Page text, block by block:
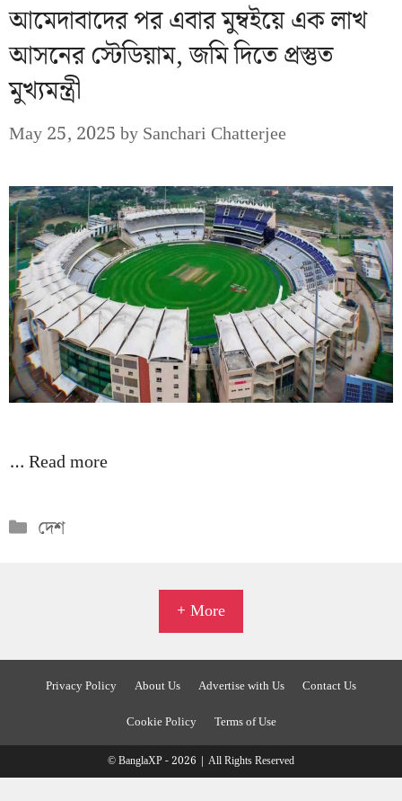
আমেদাবাদের পর এবার মুম্বইয়ে এক লাখ
আসনের স্টেডিয়াম, জমি দিতে প্রস্তুত
মুখ্যমন্ত্রী
May 25, 2025bySanchari Chatterjee
…Read more
Categories
দেশ
+ More
Privacy Policy About Us Advertise with Us
Contact Us
Cookie Policy
Terms of Use
© BanglaXP - 2026 | All Rights Reserved